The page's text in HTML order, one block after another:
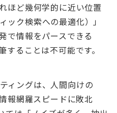
ほど幾何学的に近い位置
ック検索への最適化）」
で情報をパースできる
ることは不可能です。
ィングは、人間向けの
報網羅スピードに敗北